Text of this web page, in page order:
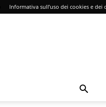
Informativa sull’uso dei cookies e dei